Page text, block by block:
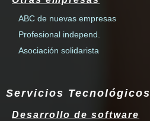
ABC de nuevas empresas
Profesional independ.
Asociación solidarista
Servicios Tecnológicos
Desarrollo de software